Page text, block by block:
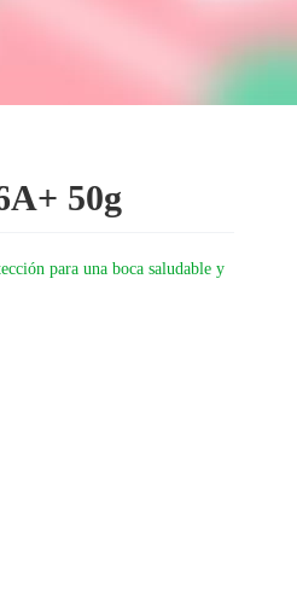
50g
para una boca saludable y